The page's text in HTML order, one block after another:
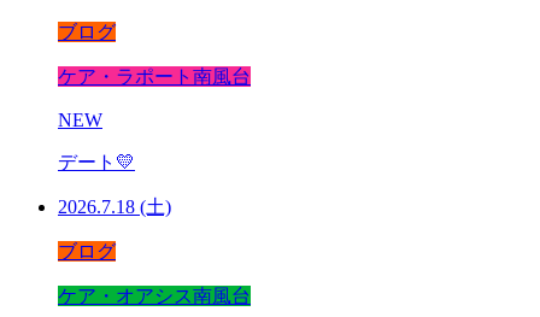
ブログ
ケア・ラポート南風台
NEW
デート💛
2026.7.18 (土)
ブログ
ケア・オアシス南風台